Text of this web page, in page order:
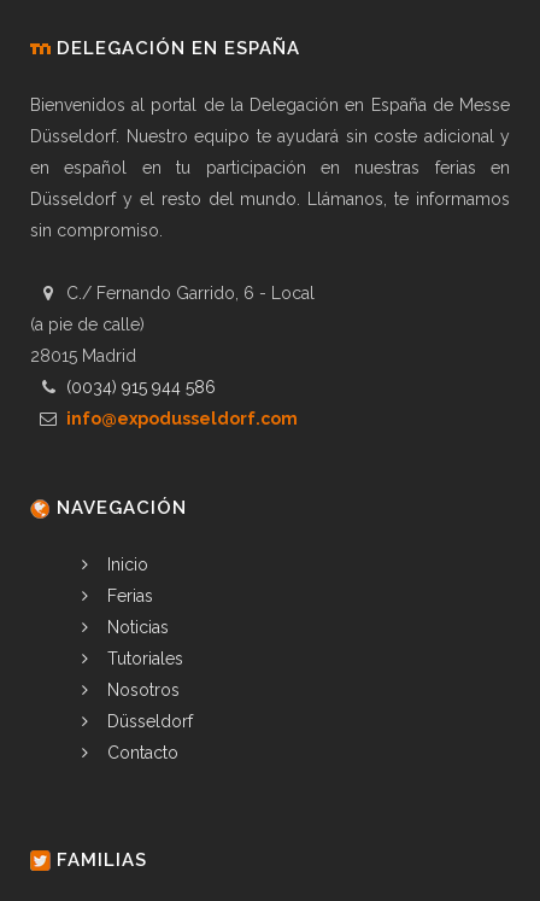
DELEGACIÓN EN ESPAÑA
Bienvenidos al portal de la Delegación en España de Messe
Düsseldorf. Nuestro equipo te ayudará sin coste adicional y
en español en tu participación en nuestras ferias en
Düsseldorf y el resto del mundo. Llámanos, te informamos
sin compromiso.
C./ Fernando Garrido, 6 - Local
(a pie de calle)
28015 Madrid
(0034) 915 944 586
info@expodusseldorf.com
NAVEGACIÓN
Inicio
Ferias
Noticias
Tutoriales
Nosotros
Düsseldorf
Contacto
FAMILIAS